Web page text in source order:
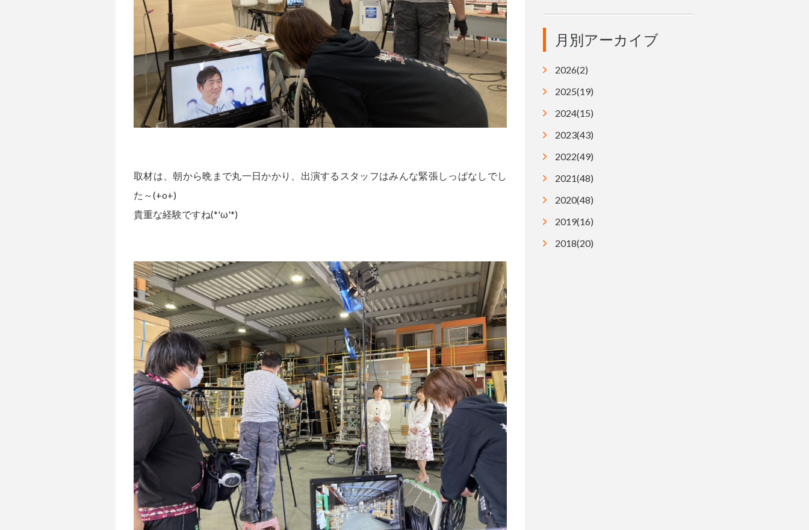
取材は、朝から晩まで丸一日かかり、出演するスタッフはみんな緊張しっぱなしでし
た～(+o+)
貴重な経験ですね(*'ω'*)
月別アーカイブ
2026(2)
2025(19)
2024(15)
2023(43)
2022(49)
2021(48)
2020(48)
2019(16)
2018(20)